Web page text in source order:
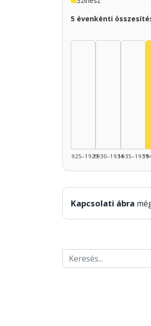
5 évenkénti
1925–19291930–19341935–1939
Kapcsolati ábra